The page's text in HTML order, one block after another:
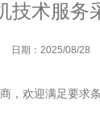
技术服务
日期：2025/08/28
，欢迎满足要求